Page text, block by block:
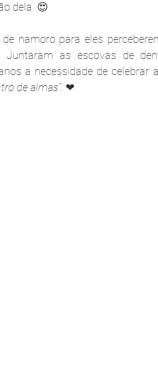
dela. 😍
namoro para eles
as escovas de
a necessidade de celebrar a
de almas”. ❤